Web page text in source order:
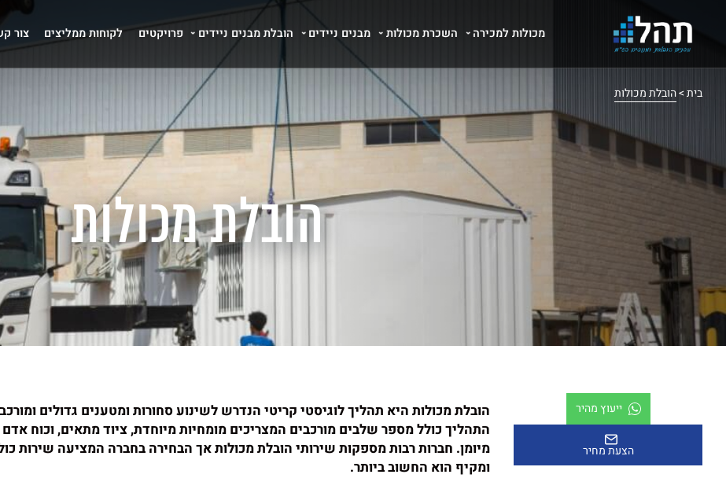
למכירה השכרת מכולות מבנים ניידים הובלת מבנים ניידים פרויקטים לקוחות ממליצים צור קשר
הובלת מכולות
בית>הובלת מכולות
ייעוץ מהיר
הצעת מחיר
הובלת מכולות היא תהליך לוגיסטי קריטי הנדרש לשינוע סחורות ומטענים גדולים
התהליך כולל מספר שלבים מורכבים המצריכים מומחיות מיוחדת, ציוד מתאים, וכוח אדם
מיומן. חברות רבות מספקות שירותי הובלת מכולות אך הבחירה בחברה המציעה שירות
ומקיף הוא החשוב ביותר.